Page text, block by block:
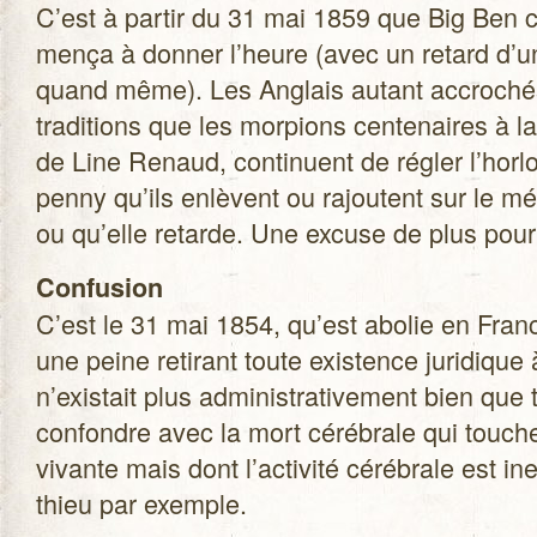
C’est à par­tir du 31 mai 1859 que Big Ben
mença à don­ner l’heure (avec un retard
quand même). Les Anglais autant
tra­di­tions que les mor­pions cen­te­naires à
de Line Renaud, conti­nuent de régler
penny qu’ils enlèvent ou rajoutent sur le
ou qu’elle retarde. Une excuse de plus
Confu­sion
C’est le 31 mai 1854, qu’est abo­lie en
une peine reti­rant toute exis­tence
n’existait plus admi­nis­tra­ti­ve­ment bien
confondre avec la mort céré­brale qui
vivante mais dont l’activité céré­brale est
thieu par exemple.